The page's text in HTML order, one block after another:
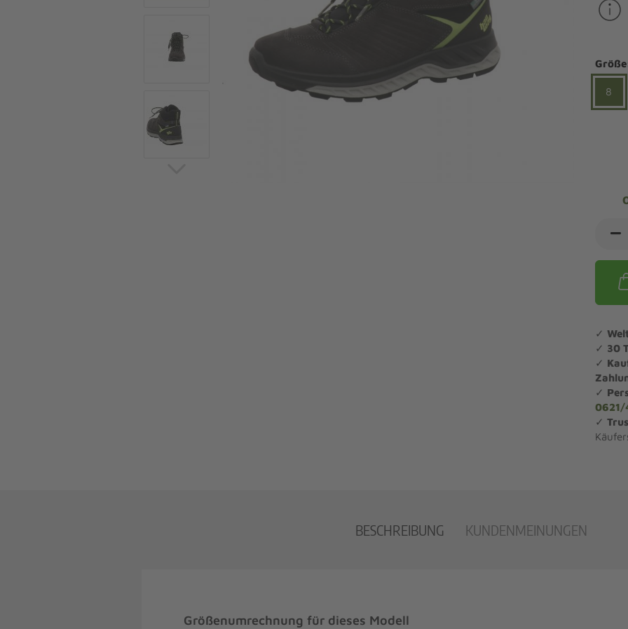
Jagdschuhe
Gummistiefel
Zwiegenähte Jagdschuhe
Socken und Strümpfe -
Angebote Outdoorschuhe
Barfußschuhe
Sandalen Komfort
Slipper Komfort
Stiefeletten Komfort
Sandaletten
8
✓
✓ 30
✓
✓
0621/
✓
BESCHREIBUNG KUNDENMEINUNGEN
Größenumrechnung für dieses Modell